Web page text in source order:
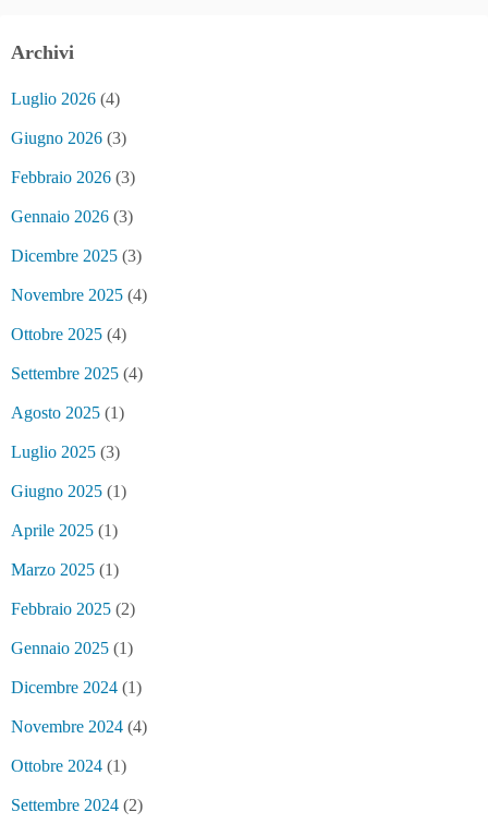
Archivi
Luglio 2026 (4)
Giugno 2026 (3)
Febbraio 2026 (3)
Gennaio 2026 (3)
Dicembre 2025 (3)
Novembre 2025 (4)
Ottobre 2025 (4)
Settembre 2025 (4)
Agosto 2025 (1)
Luglio 2025 (3)
Giugno 2025 (1)
Aprile 2025 (1)
Marzo 2025 (1)
Febbraio 2025 (2)
Gennaio 2025 (1)
Dicembre 2024 (1)
Novembre 2024 (4)
Ottobre 2024 (1)
Settembre 2024 (2)